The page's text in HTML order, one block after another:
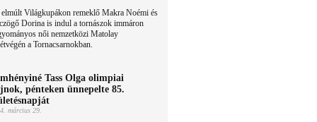
Világkupákon remeklő Makra Noémi és
Dorina is indul a tornászok immáron
női nemzetközi Matolay
a Tornacsarnokban.
Tass Olga olimpiai
pénteken ünnepelte 85.
március 29.